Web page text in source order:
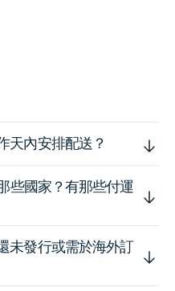
天內安排配送？
些國家？有那些付運
未發行或需於海外訂